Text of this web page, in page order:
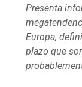
Presenta
Europa,
plazo que